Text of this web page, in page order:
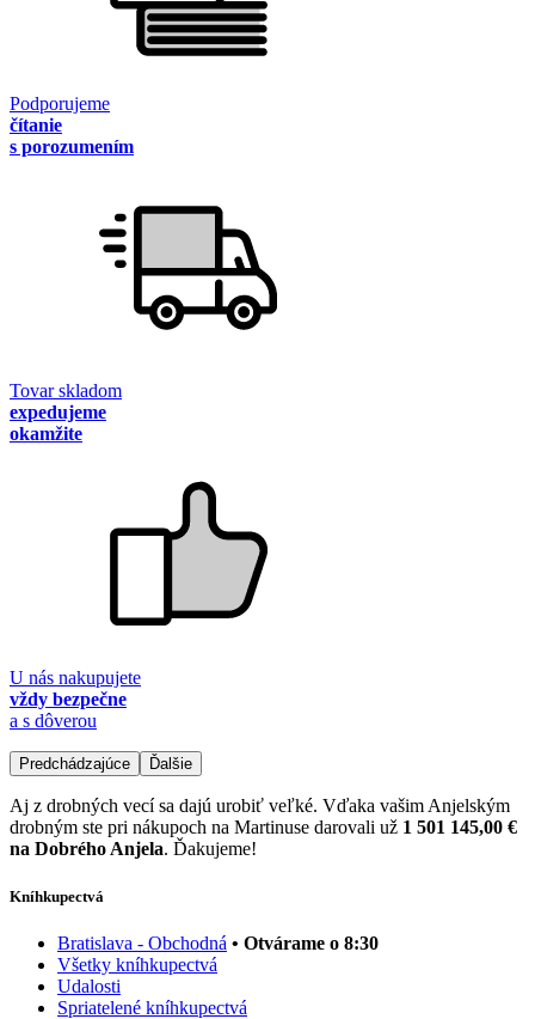
Podporujeme
čítanie
s porozumením
Tovar skladom
expedujeme
okamžite
U nás nakupujete
vždy bezpečne
a s dôverou
Predchádzajúce Ďalšie
Aj z drobných vecí sa dajú urobiť veľké. Vďaka vašim Anjelským
drobným ste pri nákupoch na Martinuse darovali už 1 501 145,00 €
na Dobrého Anjela. Ďakujeme!
Kníhkupectvá
Bratislava - Obchodná • Otvárame o 8:30
Všetky kníhkupectvá
Udalosti
Spriatelené kníhkupectvá